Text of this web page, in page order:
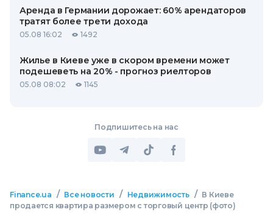
Аренда в Германии дорожает: 60% арендаторов
тратят более трети дохода
05.08 16:02 1492
Жилье в Киеве уже в скором времени может
подешеветь на 20% - прогноз риелторов
05.08 08:02 1145
Подпишитесь на нас
Finance.ua / Все новости / Недвижимость / В Киеве
продается квартира размером с торговый центр (фото)